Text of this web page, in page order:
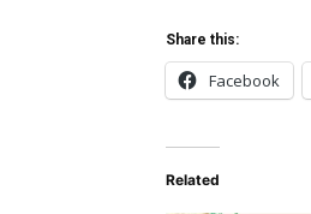
Share this:
Facebook
Related